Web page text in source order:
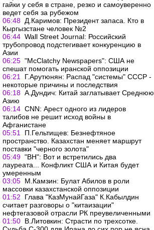
гайки у себя в стране, резко и самоуверенно
ведет себя за рубежом
06:48 Д.Каримов: Президент запаса. Кто в
Кыргызстане человек №2
06:44 Wall Street Journal: Российский
трубопровод подстегивает конкуренцию в
Азии
06:25 "McClatchy Newspapers": США не
спешат помогать иранской оппозиции
06:21
Г.Арутюнян: Распад "системы" СССР -
некоторые причины и последствия
06:18 А.Дундич: Китай заглатывает Среднюю
Азию
06:14 CNN: Арест одного из лидеров
талибов не решит исход войны в
Афганистане
05:51
П.Гельтищев: Безнефтяное
пространство. Казахстан меняет маршрут
поставки "черного золота"
05:49 "ВН": Вот и встретились два
лауреата... Конфликт США и Китая будет
умеренным
03:05 М.Камзин: Булат Абилов в роли
массовки казахстанской оппозиции
01:52
Глава "КазМунайГаза" К.Кабылдин
считает разговоры о "китаизации"
нефтегазовой отрасли РК преувеличенными
01:50 В.Литовкин: Страсти по трехсотке.